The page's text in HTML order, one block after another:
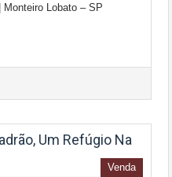
Monteiro Lobato – SP
Um Refúgio Na
Venda